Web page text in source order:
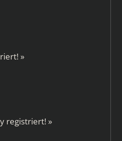
»
registriert! »